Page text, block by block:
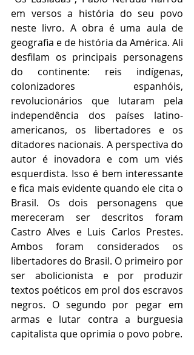
em versos a história do seu povo
neste livro. A obra é uma aula de
geografia e de história da América. Ali
desfilam os principais personagens
do continente: reis indígenas,
colonizadores espanhóis,
revolucionários que lutaram pela
independência dos países latino-
americanos, os libertadores e os
ditadores nacionais. A perspectiva do
autor é inovadora e com um viés
esquerdista. Isso é bem interessante
e fica mais evidente quando ele cita o
Brasil. Os dois personagens que
mereceram ser descritos foram
Castro Alves e Luis Carlos Prestes.
Ambos foram considerados os
libertadores do Brasil. O primeiro por
ser abolicionista e por produzir
textos poéticos em prol dos escravos
negros. O segundo por pegar em
armas e lutar contra a burguesia
capitalista que oprimia o povo pobre.